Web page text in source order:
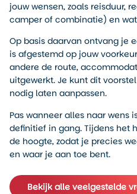
jouw wensen, zoals reisduur,
camper of combinatie) en
Op basis daarvan ontvang je
is afgestemd op jouw
andere de route,
uitgewerkt. Je kunt dit
nodig laten aanpassen.
Pas wanneer alles naar wens
definitief in gang. Tijdens het
de hoogte, zodat je precies
en waar je aan toe bent.
Bekijk alle veelgestelde